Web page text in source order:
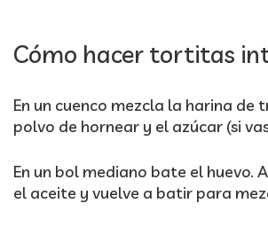
Cómo hacer tortitas
En un cuenco mezcla la harina de
polvo de hornear y el azúcar (si
En un bol mediano bate el huevo.
el aceite y vuelve a batir para